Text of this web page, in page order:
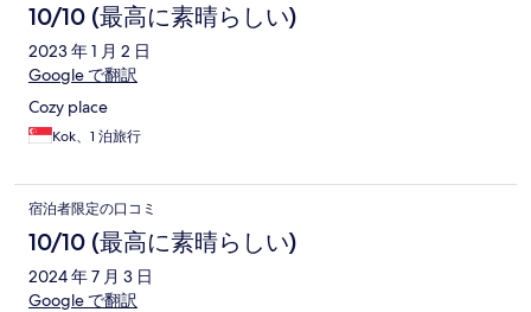
10/10 (最高に素晴らしい)
2023 年 1 月 2 日
Google で翻訳
Cozy place
Kok、1 泊旅行
宿泊者限定の口コミ
10/10 (最高に素晴らしい)
2024 年 7 月 3 日
Google で翻訳